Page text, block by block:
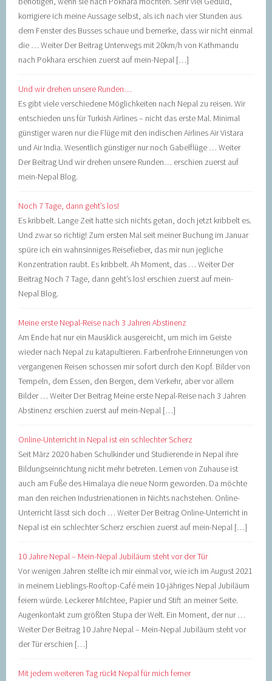
korrigiere ich meine Aussage selbst, als ich nach vier Stunden aus
dem Fenster des Busses schaue und bemerke, dass wir nicht einmal
die … Weiter Der Beitrag Unterwegs mit 20km/h von Kathmandu
nach Pokhara erschien zuerst auf mein-Nepal […]
Und wir drehen unsere Runden…
Es gibt viele verschiedene Möglichkeiten nach Nepal zu reisen. Wir
entschieden uns für Turkish Airlines – nicht das erste Mal. Minimal
günstiger waren nur die Flüge mit den indischen Airlines Air Vistara
und Air India. Wesentlich günstiger nur noch Gabelflüge … Weiter
Der Beitrag Und wir drehen unsere Runden… erschien zuerst auf
mein-Nepal Blog.
Noch 7 Tage, dann geht’s los!
Es kribbelt. Lange Zeit hatte sich nichts getan, doch jetzt kribbelt es.
Und zwar so richtig! Zum ersten Mal seit meiner Buchung im Januar
spüre ich ein wahnsinniges Reisefieber, das mir nun jegliche
Konzentration raubt. Es kribbelt. Ah Moment, das … Weiter Der
Beitrag Noch 7 Tage, dann geht’s los! erschien zuerst auf mein-
Nepal Blog.
Meine erste Nepal-Reise nach 3 Jahren Abstinenz
Am Ende hat nur ein Mausklick ausgereicht, um mich im Geiste
wieder nach Nepal zu katapultieren. Farbenfrohe Erinnerungen von
vergangenen Reisen schossen mir sofort durch den Kopf. Bilder von
Tempeln, dem Essen, den Bergen, dem Verkehr, aber vor allem
Bilder … Weiter Der Beitrag Meine erste Nepal-Reise nach 3 Jahren
Abstinenz erschien zuerst auf mein-Nepal […]
Online-Unterricht in Nepal ist ein schlechter Scherz
Seit März 2020 haben Schulkinder und Studierende in Nepal ihre
Bildungseinrichtung nicht mehr betreten. Lernen von Zuhause ist
auch am Fuße des Himalaya die neue Norm geworden. Da möchte
man den reichen Industrienationen in Nichts nachstehen. Online-
Unterricht lässt sich doch … Weiter Der Beitrag Online-Unterricht in
Nepal ist ein schlechter Scherz erschien zuerst auf mein-Nepal […]
10 Jahre Nepal – Mein-Nepal Jubiläum steht vor der Tür
Vor wenigen Jahren stellte ich mir einmal vor, wie ich im August 2021
in meinem Lieblings-Rooftop-Café mein 10-jähriges Nepal Jubiläum
feiern würde. Leckerer Milchtee, Papier und Stift an meiner Seite.
Augenkontakt zum größten Stupa der Welt. Ein Moment, der nur …
Weiter Der Beitrag 10 Jahre Nepal – Mein-Nepal Jubiläum steht vor
der Tür erschien […]
Mit jedem weiteren Tag rückt Nepal für mich ferner